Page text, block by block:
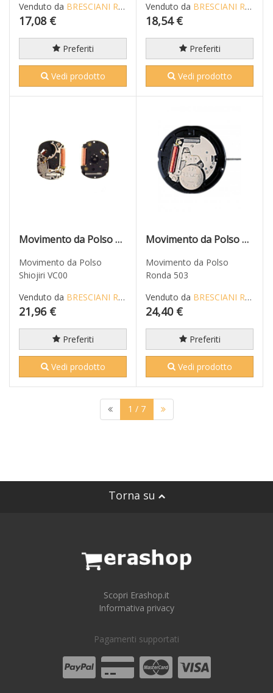
Venduto da BRESCIANI RICCARDO
17,08 €
Preferiti
Vedi prodotto
Venduto da BRESCIANI RICCARDO
18,54 €
Preferiti
Vedi prodotto
Movimento da Polso Shiojiri VC00
Movimento da Polso
Shiojiri VC00
Venduto da BRESCIANI RICCARDO
21,96 €
Preferiti
Vedi prodotto
Movimento da Polso Ronda 503
Movimento da Polso
Ronda 503
Venduto da BRESCIANI RICCARDO
24,40 €
Preferiti
Vedi prodotto
1 / 7
Torna su
Scopri Erashop.it
Informativa privacy
Pagamenti supportati